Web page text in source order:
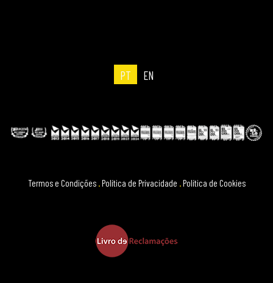
PT EN
Termos e Condições .Política de Privacidade .Política de Cookies